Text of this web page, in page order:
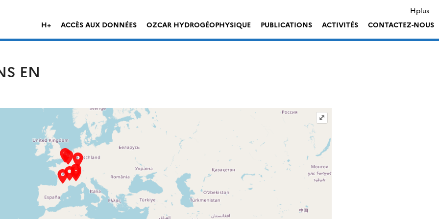
Hplus
H+
ACCÈS AUX DONNÉES OZCAR HYDROGÉOPHYSIQUE PUBLICATIONS ACTIVITÉS CONTACTEZ-NOUS
EN
⤢